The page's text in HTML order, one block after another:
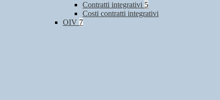
Contratti integrativi 5
Costi contratti integrativi
OIV 7